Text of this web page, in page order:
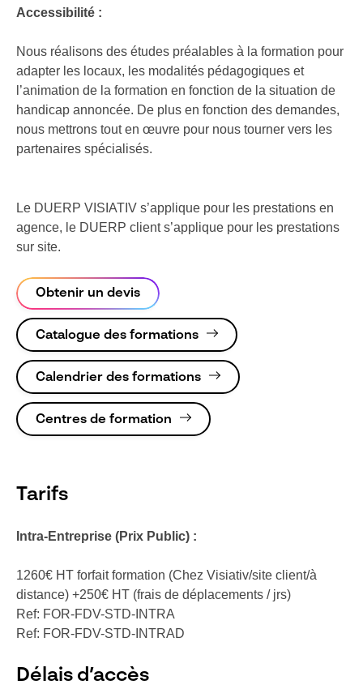
Accessibilité :
Nous réalisons des études préalables à la formation pour
adapter les locaux, les modalités pédagogiques et
l’animation de la formation en fonction de la situation de
handicap annoncée. De plus en fonction des demandes,
nous mettrons tout en œuvre pour nous tourner vers les
partenaires spécialisés.
Le DUERP VISIATIV s’applique pour les prestations en
agence, le DUERP client s’applique pour les prestations
sur site.
Obtenir un devis
Catalogue des formations
Calendrier des formations
Centres de formation
Tarifs
Intra-Entreprise (Prix Public) :
1260€ HT forfait formation (Chez Visiativ/site client/à
distance) +250€ HT (frais de déplacements / jrs)
Ref: FOR-FDV-STD-INTRA
Ref: FOR-FDV-STD-INTRAD
Délais d’accès